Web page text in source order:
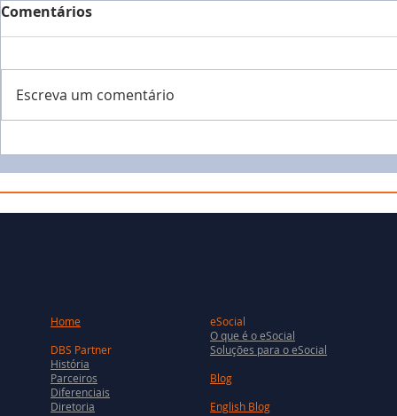
Comentários
Escreva um comentário
Home
DBS Partner
História
Parceiros
Diferenciais
Diretoria
eSocial
O que é o eSocial
Soluções para o eSocial
Blog
English Blog